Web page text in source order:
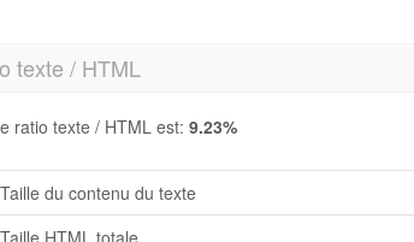
texte / HTML
ratio texte / HTML est: 9.23%
Taille du contenu du texte